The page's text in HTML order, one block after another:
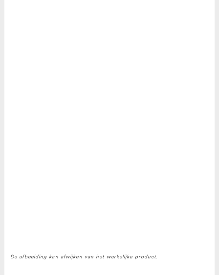
De afbeelding kan afwijken van het werkelijke product.